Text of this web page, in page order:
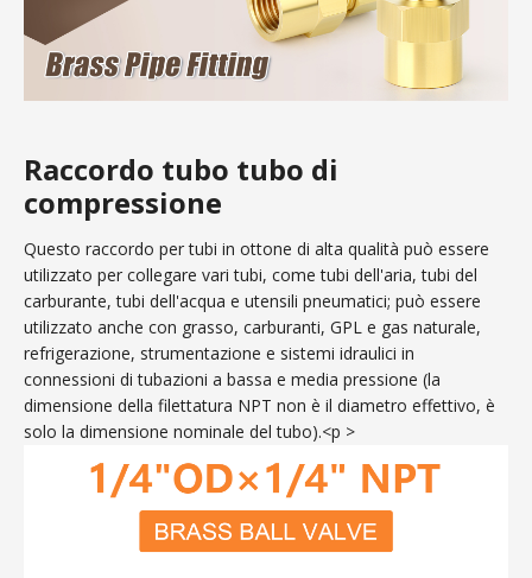
Raccordo tubo tubo di
compressione
Questo raccordo per tubi in ottone di alta qualità può essere
utilizzato per collegare vari tubi, come tubi dell'aria, tubi del
carburante, tubi dell'acqua e utensili pneumatici; può essere
utilizzato anche con grasso, carburanti, GPL e gas naturale,
refrigerazione, strumentazione e sistemi idraulici in
connessioni di tubazioni a bassa e media pressione (la
dimensione della filettatura NPT non è il diametro effettivo, è
solo la dimensione nominale del tubo).<p >